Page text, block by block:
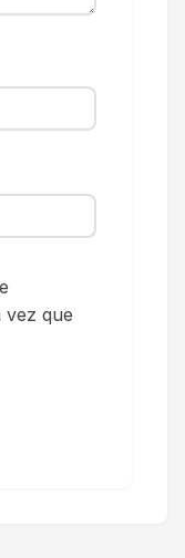
vez que